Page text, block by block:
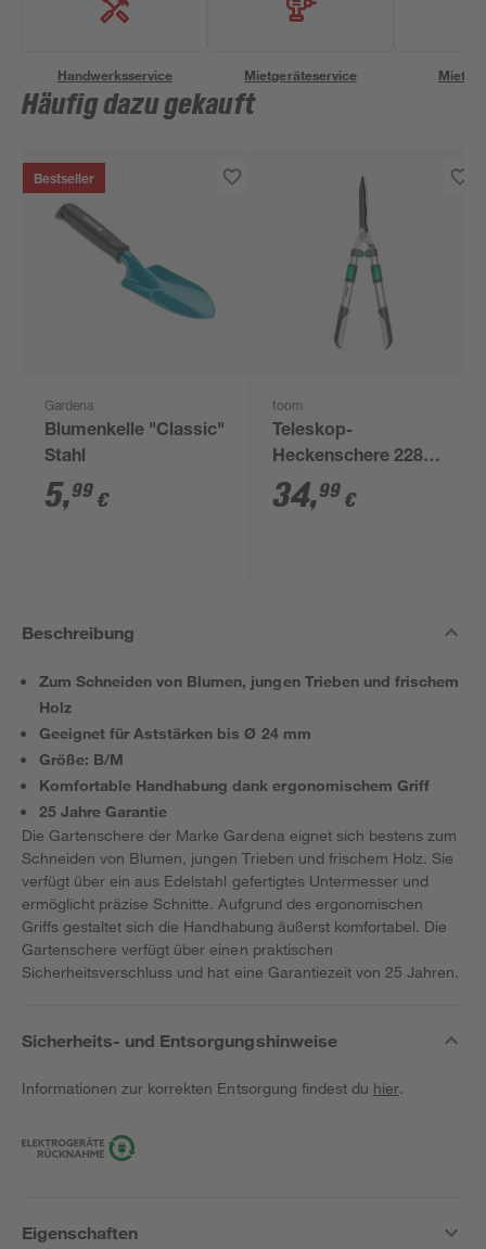
Handwerksservice Mietgeräteservice
Häufig dazu gekauft
Bestseller
Gardena
Blumenkelle "Classic"
Stahl
5,99 €
toom
Teleskop-
Heckenschere 228
mm
Antihaftbeschichtung
34,99 €
Beschreibung
Zum Schneiden von Blumen, jungen Trieben und frischem
Holz
Geeignet für Aststärken bis Ø 24 mm
Größe: B/M
Komfortable Handhabung dank ergonomischem Griff
25 Jahre Garantie
Die Gartenschere der Marke Gardena eignet sich bestens zum
Schneiden von Blumen, jungen Trieben und frischem Holz. Sie
verfügt über ein aus Edelstahl gefertigtes Untermesser und
ermöglicht präzise Schnitte. Aufgrund des ergonomischen
Griffs gestaltet sich die Handhabung äußerst komfortabel. Die
Gartenschere verfügt über einen praktischen
Sicherheitsverschluss und hat eine Garantiezeit von 25 Jahren.
Sicherheits- und Entsorgungshinweise
Informationen zur korrekten Entsorgung findest du hier.
Eigenschaften